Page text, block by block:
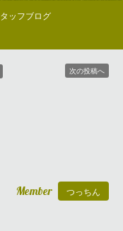
ッフブログ
次の投稿へ
Member つっちん